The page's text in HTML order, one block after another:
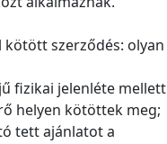
kötött szerződés: olyan
fizikai jelenléte mellett
helyen kötöttek meg;
tett ajánlatot a